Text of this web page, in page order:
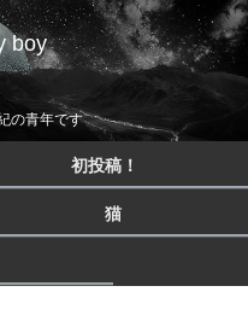
boy
の青年です
初投稿！
猫